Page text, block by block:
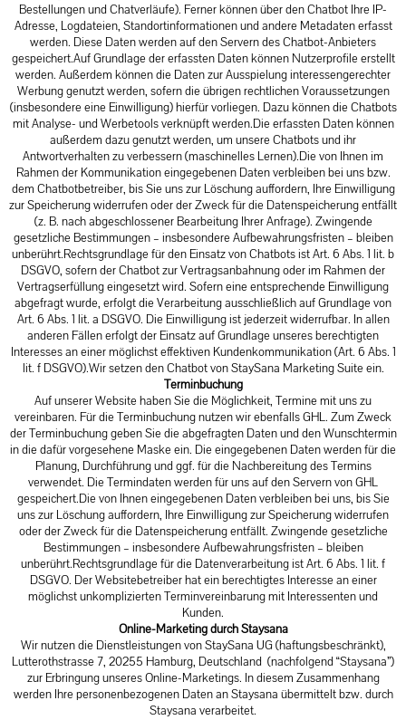
Bestellungen und Chatverläufe). Ferner können über den Chatbot Ihre IP-
Adresse, Logdateien, Standortinformationen und andere Metadaten erfasst
werden. Diese Daten werden auf den Servern des Chatbot-Anbieters
gespeichert.Auf Grundlage der erfassten Daten können Nutzerprofile erstellt
werden. Außerdem können die Daten zur Ausspielung interessengerechter
Werbung genutzt werden, sofern die übrigen rechtlichen Voraussetzungen
(insbesondere eine Einwilligung) hierfür vorliegen. Dazu können die Chatbots
mit Analyse- und Werbetools verknüpft werden.Die erfassten Daten können
außerdem dazu genutzt werden, um unsere Chatbots und ihr
Antwortverhalten zu verbessern (maschinelles Lernen).Die von Ihnen im
Rahmen der Kommunikation eingegebenen Daten verbleiben bei uns bzw.
dem Chatbotbetreiber, bis Sie uns zur Löschung auffordern, Ihre Einwilligung
zur Speicherung widerrufen oder der Zweck für die Datenspeicherung entfällt
(z. B. nach abgeschlossener Bearbeitung Ihrer Anfrage). Zwingende
gesetzliche Bestimmungen – insbesondere Aufbewahrungsfristen – bleiben
unberührt.Rechtsgrundlage für den Einsatz von Chatbots ist Art. 6 Abs. 1 lit. b
DSGVO, sofern der Chatbot zur Vertragsanbahnung oder im Rahmen der
Vertragserfüllung eingesetzt wird. Sofern eine entsprechende Einwilligung
abgefragt wurde, erfolgt die Verarbeitung ausschließlich auf Grundlage von
Art. 6 Abs. 1 lit. a DSGVO. Die Einwilligung ist jederzeit widerrufbar. In allen
anderen Fällen erfolgt der Einsatz auf Grundlage unseres berechtigten
Interesses an einer möglichst effektiven Kundenkommunikation (Art. 6 Abs. 1
lit. f DSGVO).Wir setzen den Chatbot von StaySana Marketing Suite ein.
Terminbuchung
Auf unserer Website haben Sie die Möglichkeit, Termine mit uns zu
vereinbaren. Für die Terminbuchung nutzen wir ebenfalls GHL. Zum Zweck
der Terminbuchung geben Sie die abgefragten Daten und den Wunschtermin
in die dafür vorgesehene Maske ein. Die eingegebenen Daten werden für die
Planung, Durchführung und ggf. für die Nachbereitung des Termins
verwendet. Die Termindaten werden für uns auf den Servern von GHL
gespeichert.Die von Ihnen eingegebenen Daten verbleiben bei uns, bis Sie
uns zur Löschung auffordern, Ihre Einwilligung zur Speicherung widerrufen
oder der Zweck für die Datenspeicherung entfällt. Zwingende gesetzliche
Bestimmungen – insbesondere Aufbewahrungsfristen – bleiben
unberührt.Rechtsgrundlage für die Datenverarbeitung ist Art. 6 Abs. 1 lit. f
DSGVO. Der Websitebetreiber hat ein berechtigtes Interesse an einer
möglichst unkomplizierten Terminvereinbarung mit Interessenten und
Kunden.
Online-Marketing durch Staysana
Wir nutzen die Dienstleistungen von StaySana UG (haftungsbeschränkt),
Lutterothstrasse 7, 20255 Hamburg, Deutschland (nachfolgend “Staysana”)
zur Erbringung unseres Online-Marketings. In diesem Zusammenhang
werden Ihre personenbezogenen Daten an Staysana übermittelt bzw. durch
Staysana verarbeitet.